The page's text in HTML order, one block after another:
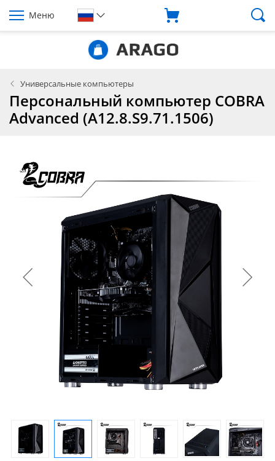
Меню
Универсальные компьютеры
Персональный компьютер COBRA
Advanced (A12.8.S9.71.1506)